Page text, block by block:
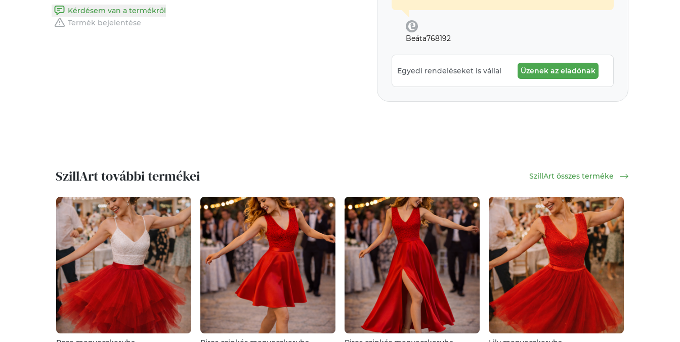
Kérdésem van a termékről
Termék bejelentése
Beáta768192
Egyedi rendeléseket is vállal Üzenek az eladónak
SzillArt további termékei SzillArt összes terméke